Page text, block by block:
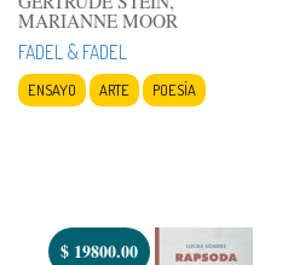
MARIANNE MOOR
FADEL & FADEL
ENSAYO ARTE POESÍA
$ 19800.00